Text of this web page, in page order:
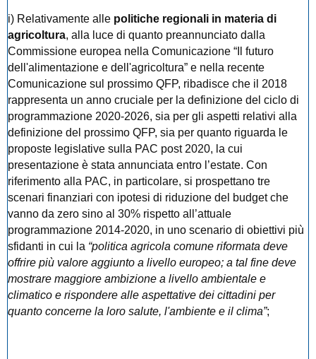
i) Relativamente alle politiche regionali in materia di
agricoltura, alla luce di quanto preannunciato dalla
Commissione europea nella Comunicazione “Il futuro
dell'alimentazione e dell'agricoltura” e nella recente
Comunicazione sul prossimo QFP, ribadisce che il 2018
rappresenta un anno cruciale per la definizione del ciclo di
programmazione 2020-2026, sia per gli aspetti relativi alla
definizione del prossimo QFP, sia per quanto riguarda le
proposte legislative sulla PAC post 2020, la cui
presentazione è stata annunciata entro l’estate. Con
riferimento alla PAC, in particolare, si prospettano tre
scenari finanziari con ipotesi di riduzione del budget che
vanno da zero sino al 30% rispetto all’attuale
programmazione 2014-2020, in uno scenario di obiettivi più
sfidanti in cui la “politica agricola comune riformata deve
offrire più valore aggiunto a livello europeo; a tal fine deve
mostrare maggiore ambizione a livello ambientale e
climatico e rispondere alle aspettative dei cittadini per
quanto concerne la loro salute, l'ambiente e il clima”;